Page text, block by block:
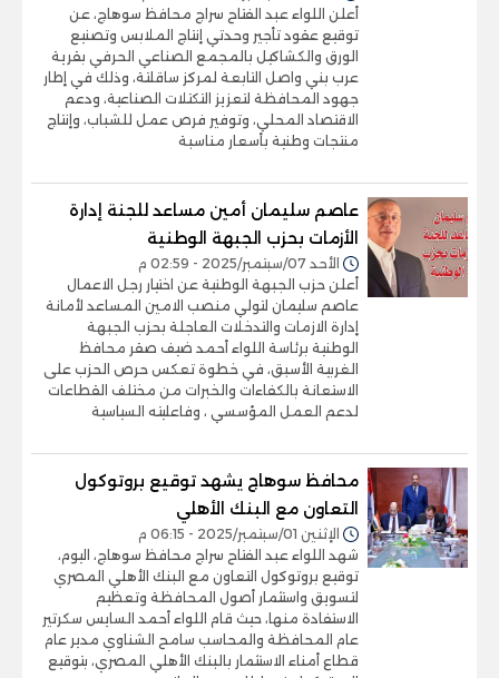
أعلن اللواء عبد الفتاح سراج محافظ سوهاج، عن
توقيع عقود تأجير وحدتي إنتاج الملابس وتصنيع
الورق والكشاكيل بالمجمع الصناعي الحرفي بقرية
عرب بني واصل التابعة لمركز ساقلتة، وذلك في إطار
جهود المحافظة لتعزيز التكتلات الصناعية، ودعم
الاقتصاد المحلي، وتوفير فرص عمل للشباب، وإنتاج
منتجات وطنية بأسعار مناسبة
عاصم سليمان أمين مساعد للجنة إدارة
الأزمات بحزب الجبهة الوطنية
الأحد 07/سبتمبر/2025 - 02:59 م
أعلن حزب الجبهة الوطنية عن اختيار رجل الاعمال
عاصم سليمان لتولي منصب الامين المساعد لأمانة
إدارة الازمات والتدخلات العاجلة بحزب الجبهة
الوطنية برئاسة اللواء أحمد ضيف صقر محافظ
الغربية الأسبق، في خطوة تعكس حرص الحزب على
الاستعانة بالكفاءات والخبرات من مختلف القطاعات
لدعم العمل المؤسسي ، وفاعليته السياسية
محافظ سوهاج يشهد توقيع بروتوكول
التعاون مع البنك الأهلي
الإثنين 01/سبتمبر/2025 - 06:15 م
شهد اللواء عبد الفتاح سراج محافظ سوهاج، اليوم،
توقيع بروتوكول التعاون مع البنك الأهلي المصري
لتسويق واستثمار أصول المحافظة وتعظيم
الاستفادة منها، حيث قام اللواء أحمد السايس سكرتير
عام المحافظة والمحاسب سامح الشناوي مدير عام
قطاع أمناء الاستثمار بالبنك الأهلي المصري، بتوقيع